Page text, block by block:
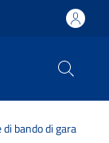
bando di gara